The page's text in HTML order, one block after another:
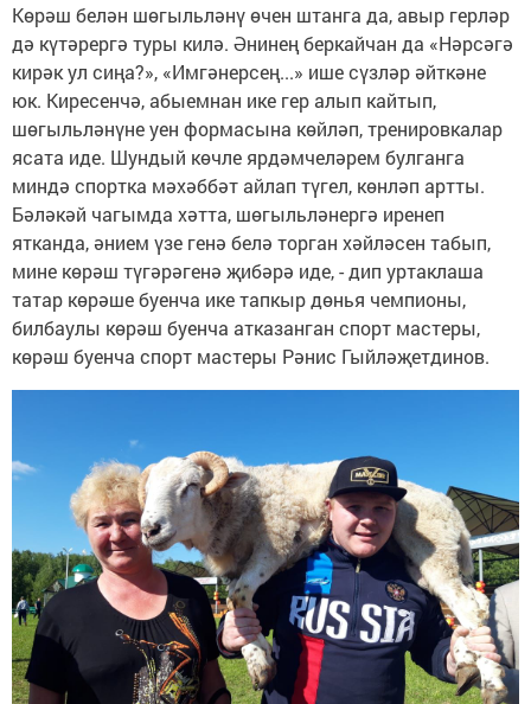
Көрәш белән шөгыльләнү өчен штанга да, авыр герләр
дә күтәрергә туры килә. Әнинең беркайчан да «Нәрсәгә
кирәк ул сиңа?», «Имгәнерсең...» ише сүзләр әйткәне
юк. Киресенчә, абыемнан ике гер алып кайтып,
шөгыльләнүне уен формасына көйләп, тренировкалар
ясата иде. Шундый көчле ярдәмчеләрем булганга
миндә спортка мәхәббәт айлап түгел, көнләп артты.
Бәләкәй чагымда хәтта, шөгыльләнергә иренеп
ятканда, әнием үзе генә белә торган хәйләсен табып,
мине көрәш түгәрәгенә җибәрә иде, - дип уртаклаша
татар көрәше буенча ике тапкыр дөнья чемпионы,
билбаулы көрәш буенча атказанган спорт мастеры,
көрәш буенча спорт мастеры Рәнис Гыйләҗетдинов.